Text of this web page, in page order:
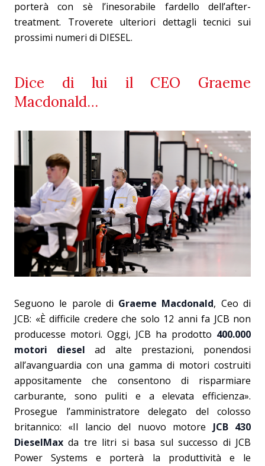
porterà con sè l’inesorabile fardello dell’after-
treatment. Troverete ulteriori dettagli tecnici sui
prossimi numeri di DIESEL.
Dice di lui il CEO Graeme
Macdonald…
Seguono le parole di Graeme Macdonald, Ceo di
JCB: «È difficile credere che solo 12 anni fa JCB non
producesse motori. Oggi, JCB ha prodotto 400.000
motori diesel ad alte prestazioni, ponendosi
all’avanguardia con una gamma di motori costruiti
appositamente che consentono di risparmiare
carburante, sono puliti e a elevata efficienza».
Prosegue l’amministratore delegato del colosso
britannico: «Il lancio del nuovo motore JCB 430
DieselMax da tre litri si basa sul successo di JCB
Power Systems e porterà la produttività e le